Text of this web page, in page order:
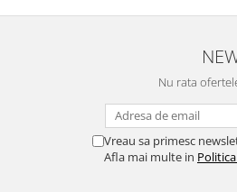
Nu rata
Vreau sa primesc
Afla mai multe in